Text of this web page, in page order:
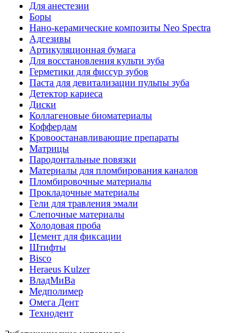
Для анестезии
Боры
Нано-керамические композиты Neo Spectra
Адгезивы
Артикуляционная бумага
Для восстановления культи зуба
Герметики для фиссур зубов
Паста для девитализации пульпы зуба
Детектор кариеса
Диски
Коллагеновые биоматериалы
Коффердам
Кровоостанавливающие препараты
Матрицы
Пародонтальные повязки
Материалы для пломбирования каналов
Пломбировочные материалы
Прокладочные материалы
Гели для травления эмали
Слепочные материалы
Холодовая проба
Цемент для фиксации
Штифты
Bisco
Heraeus Kulzer
ВладМиВа
Медполимер
Омега Дент
Технодент